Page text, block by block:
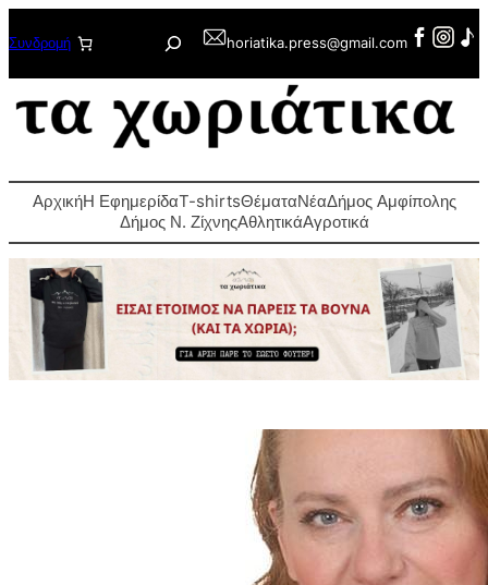
στο
περιεχόμενο
Συνδρομή Αναζήτησηhoriatika.press@gmail.com
ΑρχικήΗ ΕφημερίδαT-shirtsΘέματαΝέαΔήμος Αμφίπολης
Δήμος Ν. ΖίχνηςΑθλητικάΑγροτικά